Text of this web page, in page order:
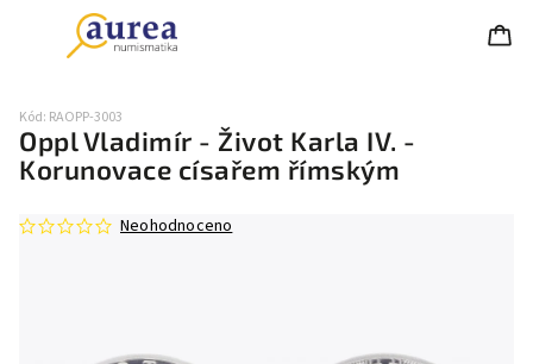
Oppl Vladimír - Život Karla IV. -
Korunovace císařem římským
Kód: RAOPP-3003
Neohodnoceno